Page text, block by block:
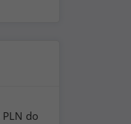
PLN do